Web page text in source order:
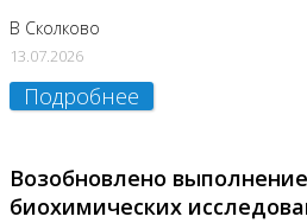
В Сколково
13.07.2026
Подробнее
Возобновлено
биохимических